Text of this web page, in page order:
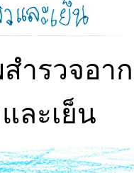
ำรวจอา
ละเย็น